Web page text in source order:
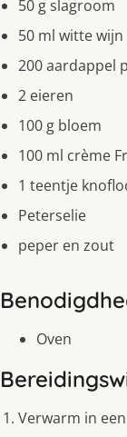
50 g slagroom
50 ml witte wijn
200 aardappel
2 eieren
100 g bloem
100 ml crème
1 teentje
Peterselie
peper en zout
Oven
Verwarm in